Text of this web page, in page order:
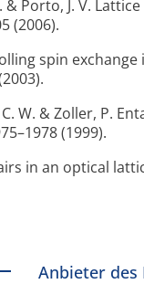
& Porto, J. V.
(2006).
spin
C. W. & Zoller, P.
(1999).
in an optical
Anbieter des